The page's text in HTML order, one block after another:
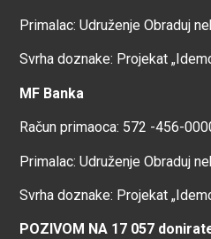
Primalac: Udruženje Obraduj
Svrha doznake: Projekat
MF Banka
Račun primaoca: 572 -456-
Primalac: Udruženje Obraduj
Svrha doznake: Projekat
POZIVOM NA 17 057